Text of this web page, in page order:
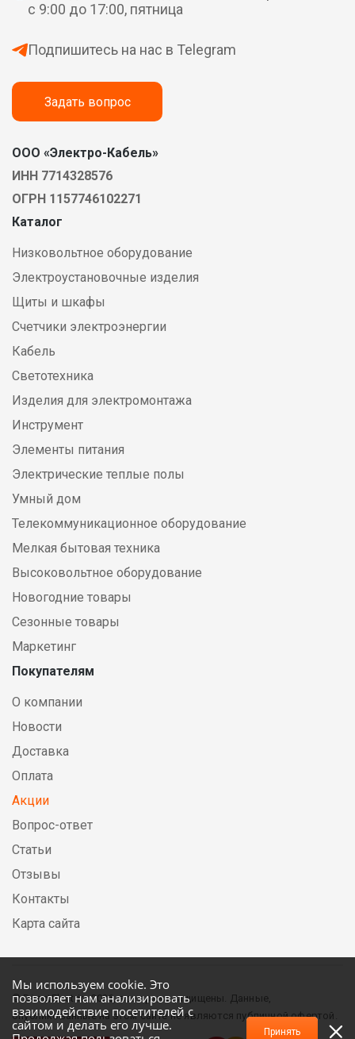
Мы используем cookie. Это
позволяет нам анализировать
взаимодействие посетителей с
сайтом и делать его лучше.
Принять
с 9:00 до 17:00, пятница
Подпишитесь на нас в Telegram
Задать вопрос
ООО «Электро-Кабель»
ИНН 7714328576
ОГРН 1157746102271
Каталог
Низковольтное оборудование
Электроустановочные изделия
Щиты и шкафы
Счетчики электроэнергии
Кабель
Светотехника
Изделия для электромонтажа
Инструмент
Элементы питания
Электрические теплые полы
Умный дом
Телекоммуникационное оборудование
Мелкая бытовая техника
Высоковольтное оборудование
Новогодние товары
Сезонные товары
Маркетинг
Покупателям
О компании
Новости
Доставка
Оплата
Акции
Вопрос-ответ
Статьи
Отзывы
Контакты
Карта сайта
© DirectElectric, 2026, все права защищены. Данные,
опубликованные на этом сайте не являются публичной офертой.